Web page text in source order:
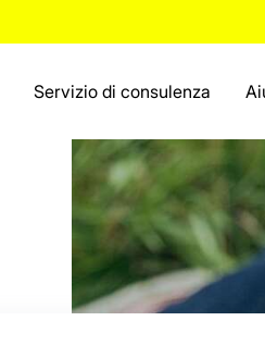
Servizio di consulenza